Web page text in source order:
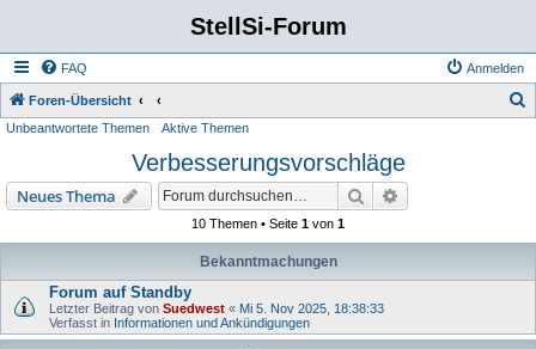
StellSi-Forum
FAQ Anmelden
Foren-Übersicht
Unbeantwortete Themen Aktive Themen
Verbesserungsvorschläge
Neues Thema Suche
10 Themen • Seite 1 von 1
Bekanntmachungen
Forum auf Standby
Letzter Beitrag von Suedwest « Mi 5. Nov 2025, 18:38:33
Verfasst in Informationen und Ankündigungen